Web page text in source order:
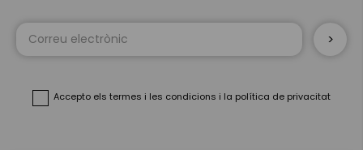
Sign
Accepto els termes i les condicions i la política de privacitat